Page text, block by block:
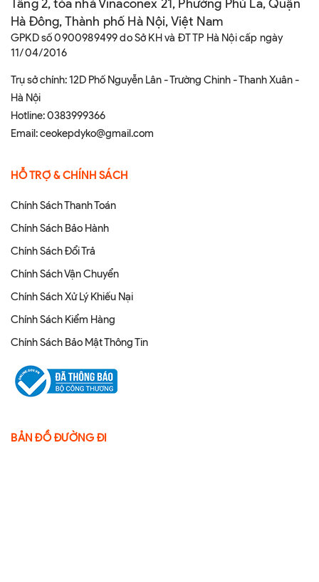
Tầng 2, tòa nhà Vinaconex 21, Phường Phú La, Quận
Hà Đông, Thành phố Hà Nội, Việt Nam
GPKD số 0900989499 do Sở KH và ĐT TP Hà Nội cấp ngày
11/04/2016
Trụ sở chính: 12D Phố Nguyễn Lân - Trường Chinh - Thanh Xuân -
Hà Nội
Hotline:0383999366
Email:ceokepdyko@gmail.com
HỖ TRỢ & CHÍNH SÁCH
Chính Sách Thanh Toán
Chính Sách Bảo Hành
Chính Sách Đổi Trả
Chính Sách Vận Chuyển
Chính Sách Xử Lý Khiếu Nại
Chính Sách Kiểm Hàng
Chính Sách Bảo Mật Thông Tin
BẢN ĐỒ ĐƯỜNG ĐI